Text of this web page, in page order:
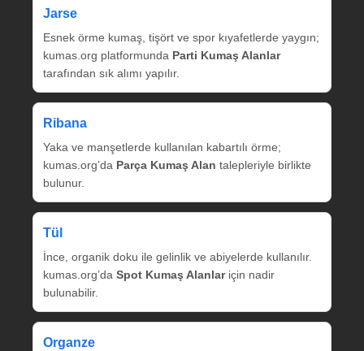
Jarse
Esnek örme kumaş, tişört ve spor kıyafetlerde yaygın;
kumas.org platformunda Parti Kumaş Alanlar
tarafından sık alımı yapılır.
Ribana
Yaka ve manşetlerde kullanılan kabartılı örme;
kumas.org’da Parça Kumaş Alan talepleriyle birlikte
bulunur.
Tül
İnce, organik doku ile gelinlik ve abiyelerde kullanılır.
kumas.org’da Spot Kumaş Alanlariçin nadir
bulunabilir.
Organze